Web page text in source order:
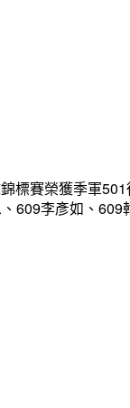
標賽榮獲季軍
609李彥如、